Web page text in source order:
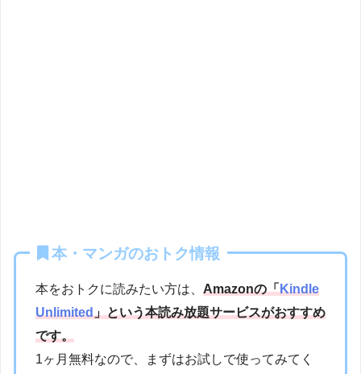
本・マンガのおトク情報
本をおトクに読みたい方は、 Amazonの「Kindle
Unlimited」という本読み放題サービスがおすすめ
です。
1ヶ月無料なので、まずはお試しで使ってみてく